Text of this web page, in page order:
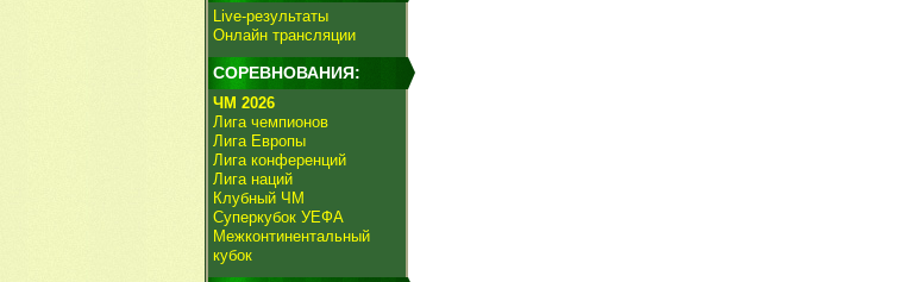
Live-результаты
Онлайн трансляции
СОРЕВНОВАНИЯ:
ЧМ 2026
Лига чемпионов
Лига Европы
Лига конференций
Лига наций
Клубный ЧМ
Суперкубок УЕФА
Межконтинентальный
кубок